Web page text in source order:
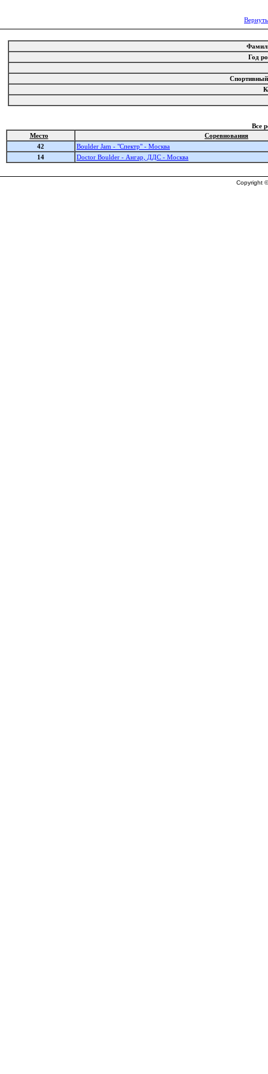
Год
Все
Место
Соревнования
42
Boulder Jam - "Спектр" - Москва
14
Doctor Boulder - Ангар, ДДС - Москва
Copyright